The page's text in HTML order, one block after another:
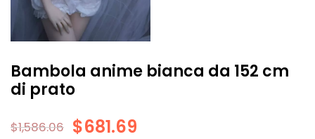
Bambola anime bianca da 152 cm
di prato
$1,586.06 $681.69